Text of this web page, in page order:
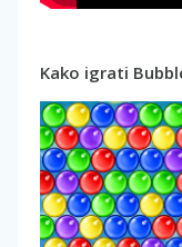
Kako igrati